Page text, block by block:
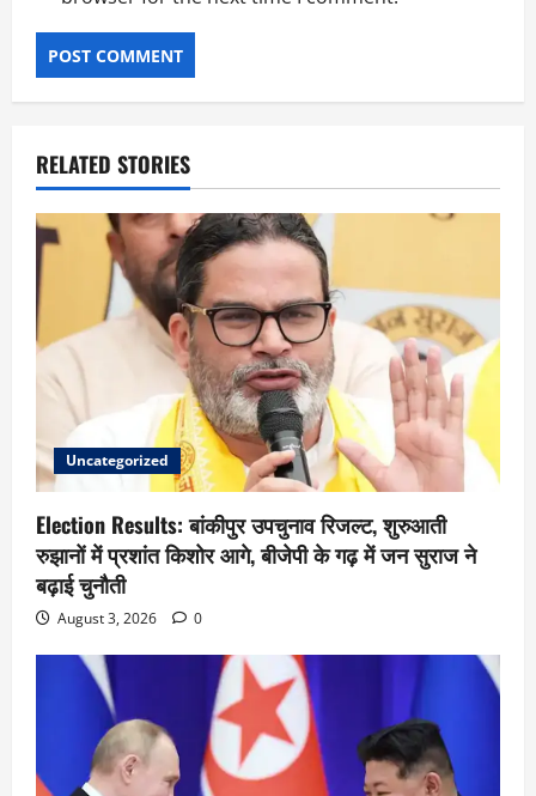
RELATED STORIES
Uncategorized
Election Results: बांकीपुर उपचुनाव रिजल्ट, शुरुआती
रुझानों में प्रशांत किशोर आगे, बीजेपी के गढ़ में जन सुराज ने
बढ़ाई चुनौती
August 3, 2026 0